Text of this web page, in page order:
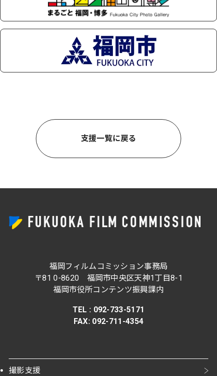
支援一覧に戻る
福岡フィルムコミッション事務局
〒81 0-8620 福岡市中央区天神1丁目8-1
福岡市役所コンテンツ振興課内
TEL : 092-733-5171
FAX: 092-711-4354
撮影支援